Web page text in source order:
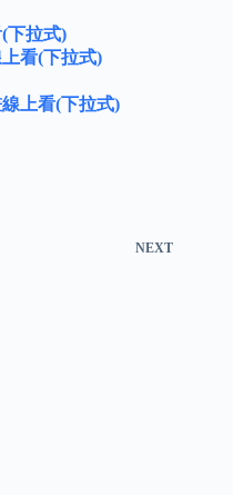
下拉式)
看(下拉式)
上看(下拉式)
NEXT